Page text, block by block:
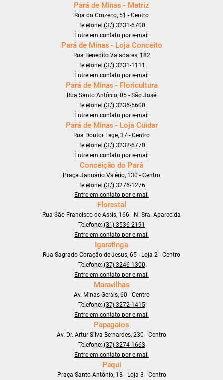
Pará de Minas - Matriz
Rua do Cruzeiro, 51 - Centro
Telefone: (37) 3231-6700
Entre em contato por e-mail
Pará de Minas - Loja Conceito
Rua Benedito Valadares, 182
Telefone: (37) 3231-1111
Entre em contato por e-mail
Pará de Minas - Floricultura
Rua Santo Antônio, 05 - São José
Telefone: (37) 3236-5600
Entre em contato por e-mail
Pará de Minas - Loja Cuidar
Rua Doutor Lage, 37 - Centro
Telefone: (37) 3232-6770
Entre em contato por e-mail
Conceição do Pará
Praça Januário Valério, 130 - Centro
Telefone: (37) 3276-1276
Entre em contato por e-mail
Florestal
Rua São Francisco de Assis, 166 - N. Sra. Aparecida
Telefone: (31) 3536-2191
Entre em contato por e-mail
Igaratinga
Rua Sagrado Coração de Jesus, 65 - Loja 2 - Centro
Telefone: (37) 3246-1300
Entre em contato por e-mail
Maravilhas
Av. Minas Gerais, 60 - Centro
Telefone: (37) 3272-1415
Entre em contato por e-mail
Papagaios
Av. Dr. Artur Silva Bernardes, 230 - Centro
Telefone: (37) 3274-1663
Entre em contato por e-mail
Pequi
Praça Santo Antônio, 13 - Loja 8 - Centro